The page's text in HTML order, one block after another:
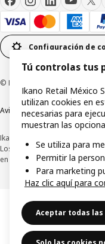
Configuración de
© Inter IKEA Systems B.V.1999-
Aviso de privacidadPolítica
Ikano Retail México, S.A. de C.V.
Los precios publicados en
en cualquier otro medio, se
Tú controlas tus
Ikano Retail México
utilizan cookies en
necesarias para
muestran las
Se utiliza para
Permitir la
Para marketing
Haz clic aquí para
Aceptar todas las